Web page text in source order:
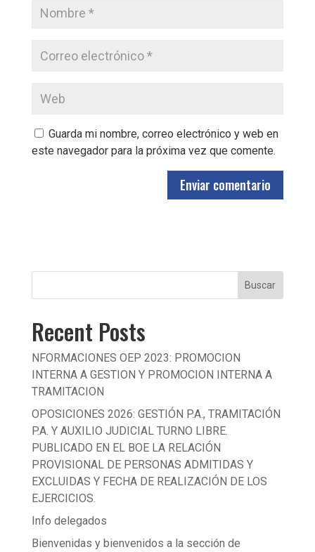
Guarda mi nombre, correo electrónico y web en
este navegador para la próxima vez que comente.
Buscar
Recent Posts
NFORMACIONES OEP 2023: PROMOCION
INTERNA A GESTION Y PROMOCION INTERNA A
TRAMITACION
OPOSICIONES 2026: GESTIÓN P.A., TRAMITACIÓN
P.A. Y AUXILIO JUDICIAL TURNO LIBRE.
PUBLICADO EN EL BOE LA RELACIÓN
PROVISIONAL DE PERSONAS ADMITIDAS Y
EXCLUIDAS Y FECHA DE REALIZACIÓN DE LOS
EJERCICIOS.
Info delegados
Bienvenidas y bienvenidos a la sección de